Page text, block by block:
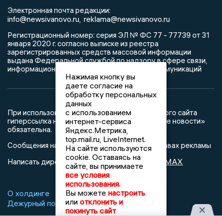
Электронная почта редакции:
info@newsivanovo.ru, reklama@newsivanovo.ru
Регистрационный номер: серия ЭЛ № ФС 77 - 77739 от 31
января 2020 г. согласно выписке из реестра
зарегистрированных средств массовой информации
выдана Федеральной службой по надзору в сфере связи,
информационных технологий и массовых коммуникаций
При использовании любого материала с данного сайта
гиперссылка на Сетевое издание «Ивановские новости»
обязательна.
Сообщения на сером фоне размещены на правах рекламы
Написать директору в телеграм@mazov MAX
О холдинге Вакансии
Реклама
Дежурный по новостям
Нажимая кнопку вы
даете согласие на
обработку персональных
данных
с использованием
интернет-сервиса
Яндекс.Метрика,
top.mail.ru, LiveInternet.
На сайте используются
cookie. Оставаясь на
сайте, вы принимаете
все условия
использования.
Вы можете настроить
или отклонить и
покинуть сайт